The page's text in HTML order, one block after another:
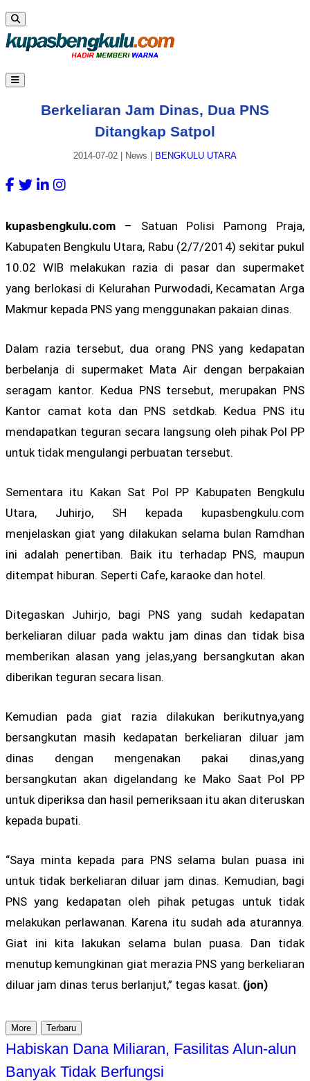
Berkeliaran Jam Dinas, Dua PNS
Ditangkap Satpol
2014-07-02 News BENGKULU UTARA
kupasbengkulu.com – Satuan Polisi Pamong Praja,
Kabupaten Bengkulu Utara, Rabu (2/7/2014) sekitar pukul
10.02 WIB melakukan razia di pasar dan supermaket
yang berlokasi di Kelurahan Purwodadi, Kecamatan Arga
Makmur kepada PNS yang menggunakan pakaian dinas.
Dalam razia tersebut, dua orang PNS yang kedapatan
berbelanja di supermaket Mata Air dengan berpakaian
seragam kantor. Kedua PNS tersebut, merupakan PNS
Kantor camat kota dan PNS setdkab. Kedua PNS itu
mendapatkan teguran secara langsung oleh pihak Pol PP
untuk tidak mengulangi perbuatan tersebut.
Sementara itu Kakan Sat Pol PP Kabupaten Bengkulu
Utara, Juhirjo, SH kepada kupasbengkulu.com
menjelaskan giat yang dilakukan selama bulan Ramdhan
ini adalah penertiban. Baik itu terhadap PNS, maupun
ditempat hiburan. Seperti Cafe, karaoke dan hotel.
Ditegaskan Juhirjo, bagi PNS yang sudah kedapatan
berkeliaran diluar pada waktu jam dinas dan tidak bisa
memberikan alasan yang jelas,yang bersangkutan akan
diberikan teguran secara lisan.
Kemudian pada giat razia dilakukan berikutnya,yang
bersangkutan masih kedapatan berkeliaran diluar jam
dinas dengan mengenakan pakai dinas,yang
bersangkutan akan digelandang ke Mako Saat Pol PP
untuk diperiksa dan hasil pemeriksaan itu akan diteruskan
kepada bupati.
“Saya minta kepada para PNS selama bulan puasa ini
untuk tidak berkeliaran diluar jam dinas. Kemudian, bagi
PNS yang kedapatan oleh pihak petugas untuk tidak
melakukan perlawanan. Karena itu sudah ada aturannya.
Giat ini kita lakukan selama bulan puasa. Dan tidak
menutup kemungkinan giat merazia PNS yang berkeliaran
diluar jam dinas terus berlanjut,” tegas kasat. (jon)
More Terbaru
Habiskan Dana Miliaran, Fasilitas Alun-alun
Banyak Tidak Berfungsi